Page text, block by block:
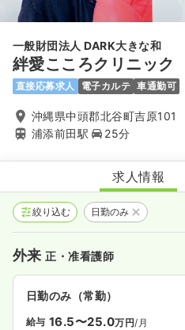
一般財団法人 DARK大きな和
絆愛こころクリニック
直接応募求人 電子カルテ 車通勤可
沖縄県中頭郡北谷町吉原101
浦添前田駅
25分
絆愛こころ
求人情報
絞り込む 日勤のみ
外来正・准看護師
日勤のみ（常勤）
給与 16.5〜25.0万円/月